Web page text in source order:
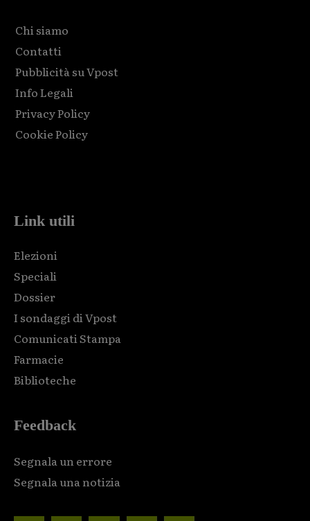
Chi siamo
Contatti
Pubblicità su Vpost
Info Legali
Privacy Policy
Cookie Policy
Link utili
Elezioni
Speciali
Dossier
I sondaggi di Vpost
Comunicati Stampa
Farmacie
Biblioteche
Feedback
Segnala un errore
Segnala una notizia